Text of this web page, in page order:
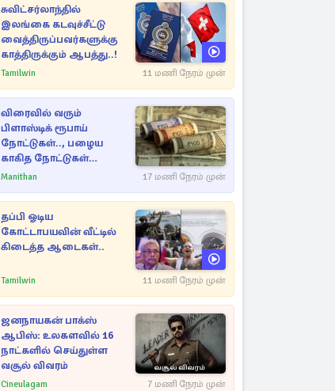
சுவிட்சர்லாந்தில்
இலங்கை கடவுச்சீட்டு
வைத்திருப்பவர்களுக்கு
காத்திருக்கும் ஆபத்து..!
Tamilwin 11 மணி நேரம் முன்
விரைவில் வரும்
பிளாஸ்டிக் ரூபாய்
நோட்டுகள்.., பழைய
காகித நோட்டுகள்
செல்லுமா?
Manithan 17 மணி நேரம் முன்
தப்பி ஓடிய
கோட்டாபயவின் வீட்டில்
கிடைத்த ஆடைகள்..
Tamilwin 11 மணி நேரம் முன்
ஜனநாயகன் பாக்ஸ்
ஆபிஸ்: உலகளவில் 16
நாட்களில் செய்துள்ள
வசூல் விவரம்
Cineulagam 7 மணி நேரம் முன்